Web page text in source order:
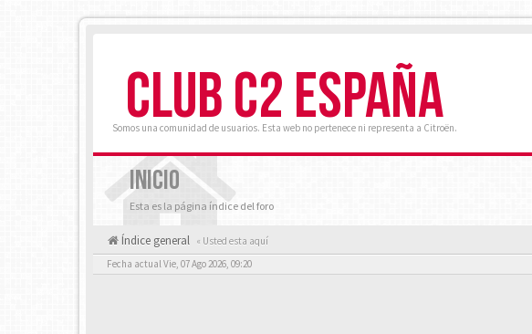
CLUB C2 ESPAÑA
Somos una comunidad de usuarios. Esta web no pertenece ni representa a Citroën.
INICIO
Esta es la página índice del foro
Índice general « Usted esta aquí
Fecha actual Vie, 07 Ago 2026, 09:20